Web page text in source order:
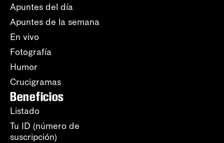
Apuntes del día
Apuntes de la semana
En vivo
Fotografía
Humor
Crucigramas
Beneficios
Listado
Tu ID (número de
suscripción)